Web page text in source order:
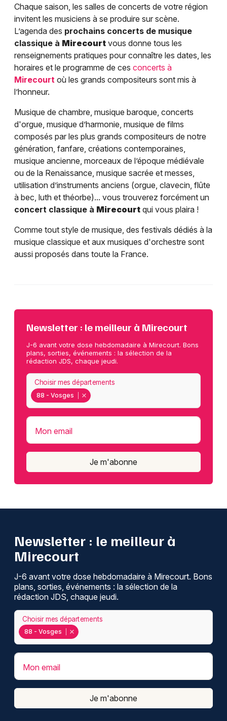
Chaque saison, les salles de concerts de votre région
invitent les musiciens à se produire sur scène.
L’agenda des prochains concerts de musique
classique à Mirecourt vous donne tous les
renseignements pratiques pour connaître les dates, les
horaires et le programme de ces concerts à
Mirecourt où les grands compositeurs sont mis à
l’honneur.
Musique de chambre, musique baroque, concerts
d'orgue, musique d’harmonie, musique de films
composés par les plus grands compositeurs de notre
génération, fanfare, créations contemporaines,
musique ancienne, morceaux de l’époque médiévale
ou de la Renaissance, musique sacrée et messes,
utilisation d’instruments anciens (orgue, clavecin, flûte
à bec, luth et théorbe)... vous trouverez forcément un
concert classique à Mirecourt qui vous plaira !
Comme tout style de musique, des festivals dédiés à la
musique classique et aux musiques d'orchestre sont
aussi proposés dans toute la France.
Newsletter : le meilleur à Mirecourt
J-6 avant votre dose hebdomadaire à Mirecourt. Bons
plans, sorties, événements : la sélection de la
rédaction JDS, chaque jeudi.
88 - Vosges
Choisir mes départements
Mon email
Je m'abonne
Newsletter : le meilleur à
Mirecourt
J-6 avant votre dose hebdomadaire à Mirecourt. Bons
plans, sorties, événements : la sélection de la
rédaction JDS, chaque jeudi.
88 - Vosges
Choisir mes départements
Mon email
Je m'abonne